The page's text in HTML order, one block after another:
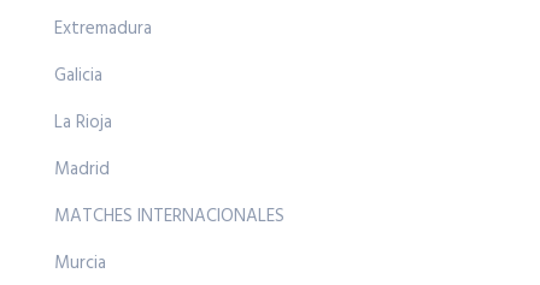
Extremadura
Galicia
La Rioja
Madrid
MATCHES INTERNACIONALES
Murcia